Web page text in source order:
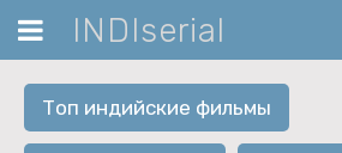
INDIserial
Топ индийские фильмы